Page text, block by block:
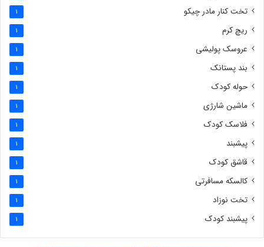
تخت کنار مادر چیکو 1
ریچ کرم 1
عروسک پولیشی 1
بند پستانک 1
حوله کودک 1
ماشین شارژی 1
فلاسک کودک 1
پیشبند 1
قاشق کودک 1
کالسکه مسافرتی 1
تخت نوزاد 1
پیشبند کودک 1